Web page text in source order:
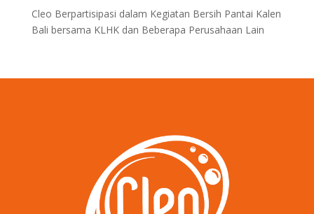
Cleo Berpartisipasi dalam Kegiatan Bersih Pantai Kalen
Bali bersama KLHK dan Beberapa Perusahaan Lain